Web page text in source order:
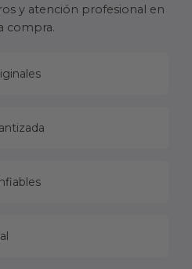
y atención profesional en
compra.